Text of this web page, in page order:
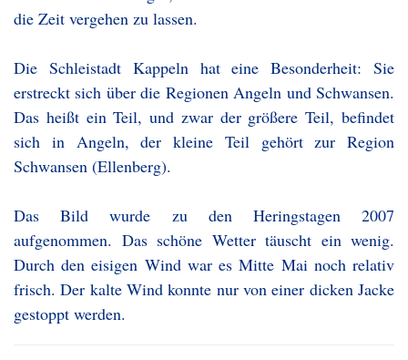
die Zeit vergehen zu lassen.
Die Schleistadt Kappeln hat eine Besonderheit: Sie
erstreckt sich über die Regionen Angeln und Schwansen.
Das heißt ein Teil, und zwar der größere Teil, befindet
sich in Angeln, der kleine Teil gehört zur Region
Schwansen (Ellenberg).
Das Bild wurde zu den Heringstagen 2007
aufgenommen. Das schöne Wetter täuscht ein wenig.
Durch den eisigen Wind war es Mitte Mai noch relativ
frisch. Der kalte Wind konnte nur von einer dicken Jacke
gestoppt werden.